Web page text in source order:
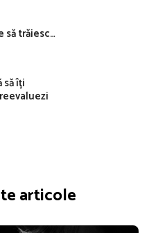
să trăiesc…
îți
articole